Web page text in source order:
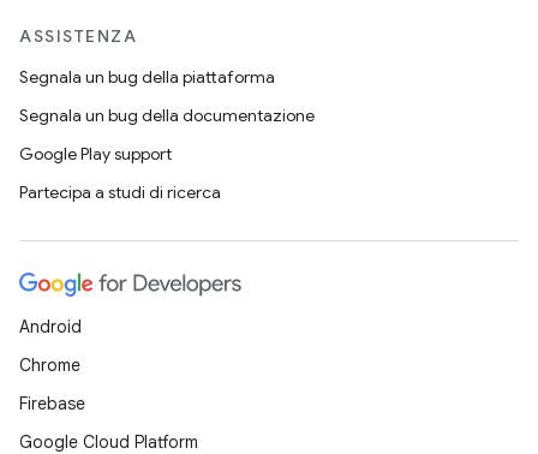
ASSISTENZA
Segnala un bug della piattaforma
Segnala un bug della documentazione
Google Play support
Partecipa a studi di ricerca
Android
Chrome
Firebase
Google Cloud Platform